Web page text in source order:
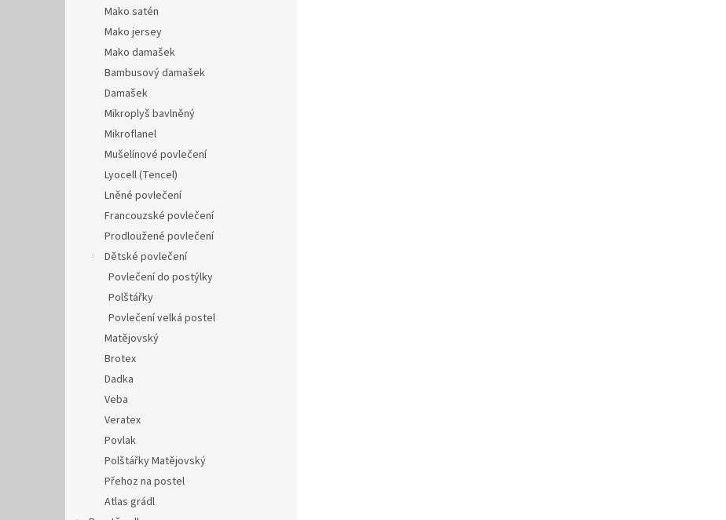
Mako satén
Mako jersey
Mako damašek
Bambusový damašek
Damašek
Mikroplyš bavlněný
Mikroflanel
Mušelínové povlečení
Lyocell (Tencel)
Lněné povlečení
Francouzské povlečení
Prodloužené povlečení
Dětské povlečení
Povlečení do postýlky
Polštářky
Povlečení velká postel
Matějovský
Brotex
Dadka
Veba
Veratex
Povlak
Polštářky Matějovský
Přehoz na postel
Atlas grádl